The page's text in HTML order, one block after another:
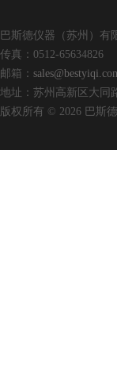
巴斯德仪器（苏州）有
传真：0512-65634826
邮箱：
地址：苏州高新区大同
版权所有 © 2026 巴斯